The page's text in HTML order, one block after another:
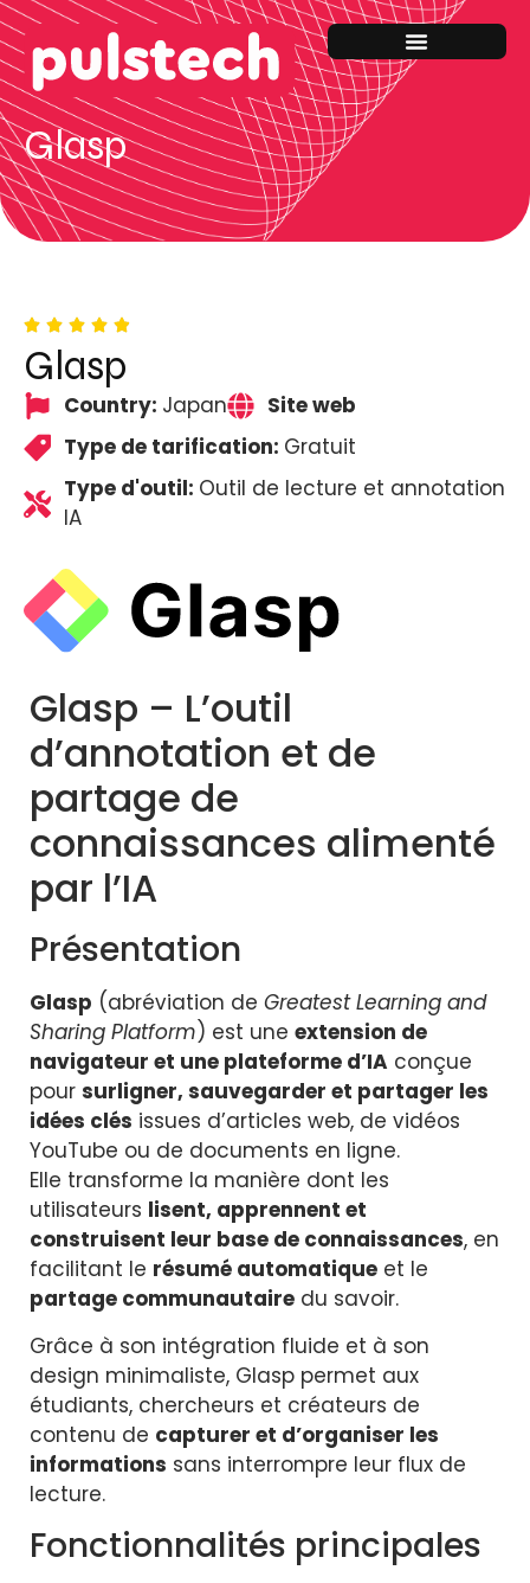
Glasp
Glasp
Country: Japan
Site web
Type de tarification: Gratuit
Type d'outil: Outil de lecture et annotation
IA
Glasp – L’outil
d’annotation et de
partage de
connaissances alimenté
par l’IA
Présentation
Glasp (abréviation de Greatest Learning and
Sharing Platform) est une extension de
navigateur et une plateforme d’IA conçue
pour surligner, sauvegarder et partager les
idées clés issues d’articles web, de vidéos
YouTube ou de documents en ligne.
Elle transforme la manière dont les
utilisateurs lisent, apprennent et
construisent leur base de connaissances, en
facilitant le résumé automatique et le
partage communautaire du savoir.
Grâce à son intégration fluide et à son
design minimaliste, Glasp permet aux
étudiants, chercheurs et créateurs de
contenu de capturer et d’organiser les
informations sans interrompre leur flux de
lecture.
Fonctionnalités principales